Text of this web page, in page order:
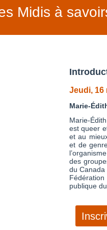
Midis à
Jeudi, 16
Marie-
Marie-
est queer
et au
et de
des
du
publique